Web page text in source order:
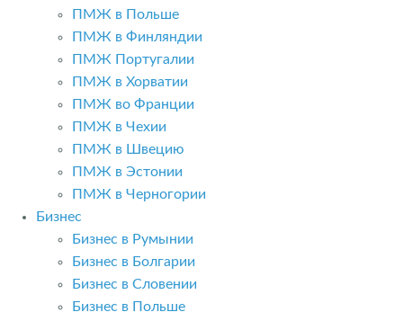
ПМЖ в Польше
ПМЖ в Финляндии
ПМЖ Португалии
ПМЖ в Хорватии
ПМЖ во Франции
ПМЖ в Чехии
ПМЖ в Швецию
ПМЖ в Эстонии
ПМЖ в Черногории
Бизнес
Бизнес в Румынии
Бизнес в Болгарии
Бизнес в Словении
Бизнес в Польше